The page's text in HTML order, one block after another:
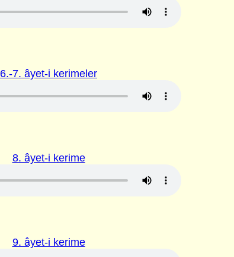
6.-7. âyet-i kerimeler
8. âyet-i kerime
9. âyet-i kerime